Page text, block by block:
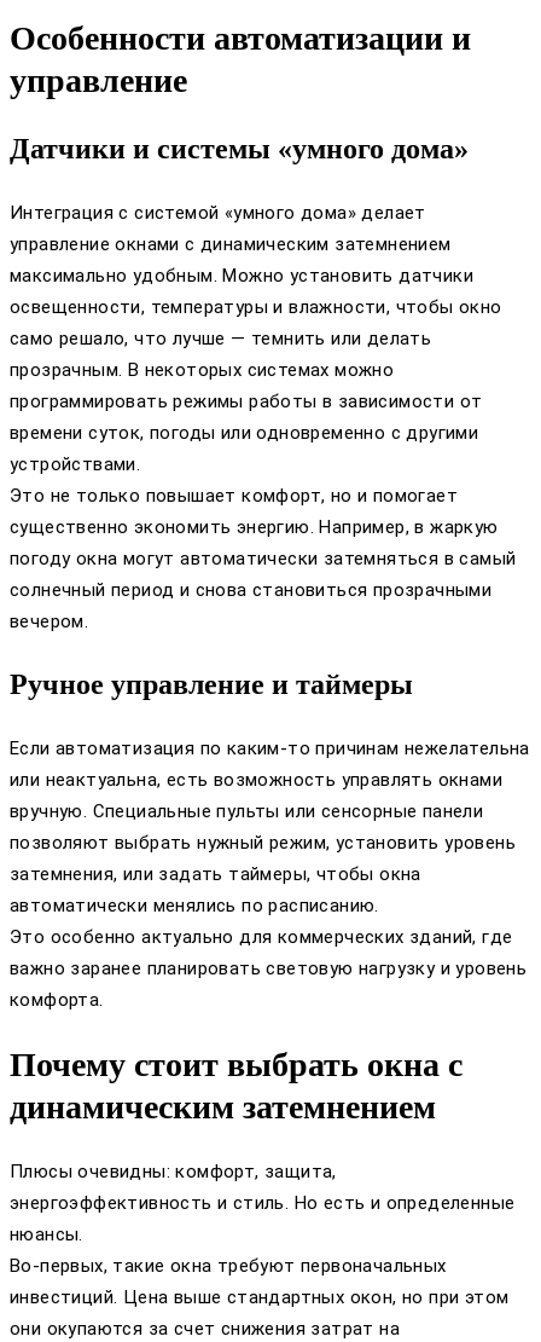
Особенности автоматизации и
управление
Датчики и системы «умного дома»
Интеграция с системой «умного дома» делает
управление окнами с динамическим затемнением
максимально удобным. Можно установить датчики
освещенности, температуры и влажности, чтобы окно
само решало, что лучше — темнить или делать
прозрачным. В некоторых системах можно
программировать режимы работы в зависимости от
времени суток, погоды или одновременно с другими
устройствами.
Это не только повышает комфорт, но и помогает
существенно экономить энергию. Например, в жаркую
погоду окна могут автоматически затемняться в самый
солнечный период и снова становиться прозрачными
вечером.
Ручное управление и таймеры
Если автоматизация по каким-то причинам нежелательна
или неактуальна, есть возможность управлять окнами
вручную. Специальные пульты или сенсорные панели
позволяют выбрать нужный режим, установить уровень
затемнения, или задать таймеры, чтобы окна
автоматически менялись по расписанию.
Это особенно актуально для коммерческих зданий, где
важно заранее планировать световую нагрузку и уровень
комфорта.
Почему стоит выбрать окна с
динамическим затемнением
Плюсы очевидны: комфорт, защита,
энергоэффективность и стиль. Но есть и определенные
нюансы.
Во-первых, такие окна требуют первоначальных
инвестиций. Цена выше стандартных окон, но при этом
они окупаются за счет снижения затрат на